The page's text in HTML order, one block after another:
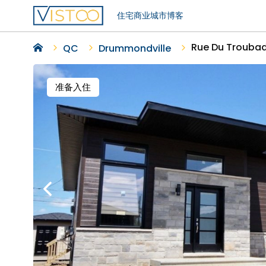
住宅商业城市博客
QC Drummondville Rue Du
准备入住